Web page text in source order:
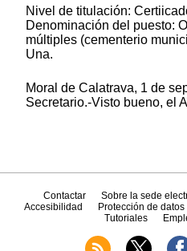
Nivel de titulación:
Denominación del puesto:
múltiples (cementerio
Una.
Moral de Calatrava, 1 de
Secretario.-Visto bueno, el
Contactar Sobre la sede
Accesibilidad
Protección de datos
Tutoriales